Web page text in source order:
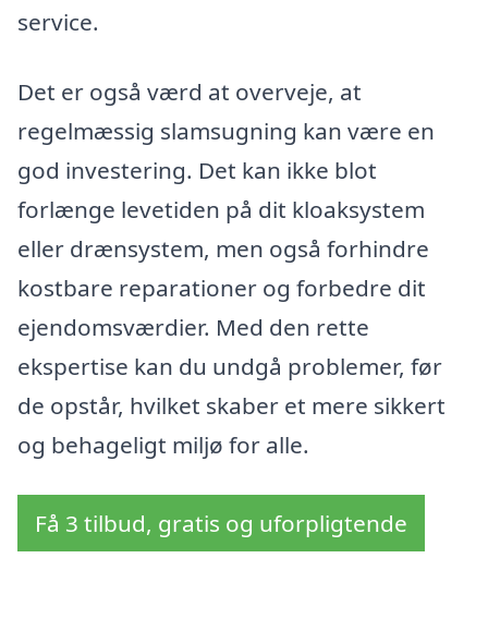
service.
Det er også værd at overveje, at
regelmæssig slamsugning kan være en
god investering. Det kan ikke blot
forlænge levetiden på dit kloaksystem
eller drænsystem, men også forhindre
kostbare reparationer og forbedre dit
ejendomsværdier. Med den rette
ekspertise kan du undgå problemer, før
de opstår, hvilket skaber et mere sikkert
og behageligt miljø for alle.
Få 3 tilbud, gratis og uforpligtende